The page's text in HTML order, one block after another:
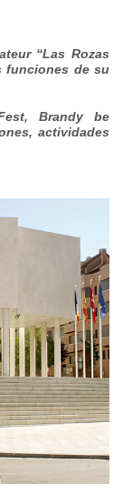
“Las Rozas
funciones de su
Brandy be
actividades